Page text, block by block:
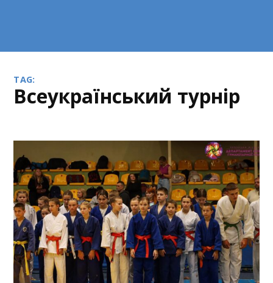
TAG:
Всеукраїнський турнір